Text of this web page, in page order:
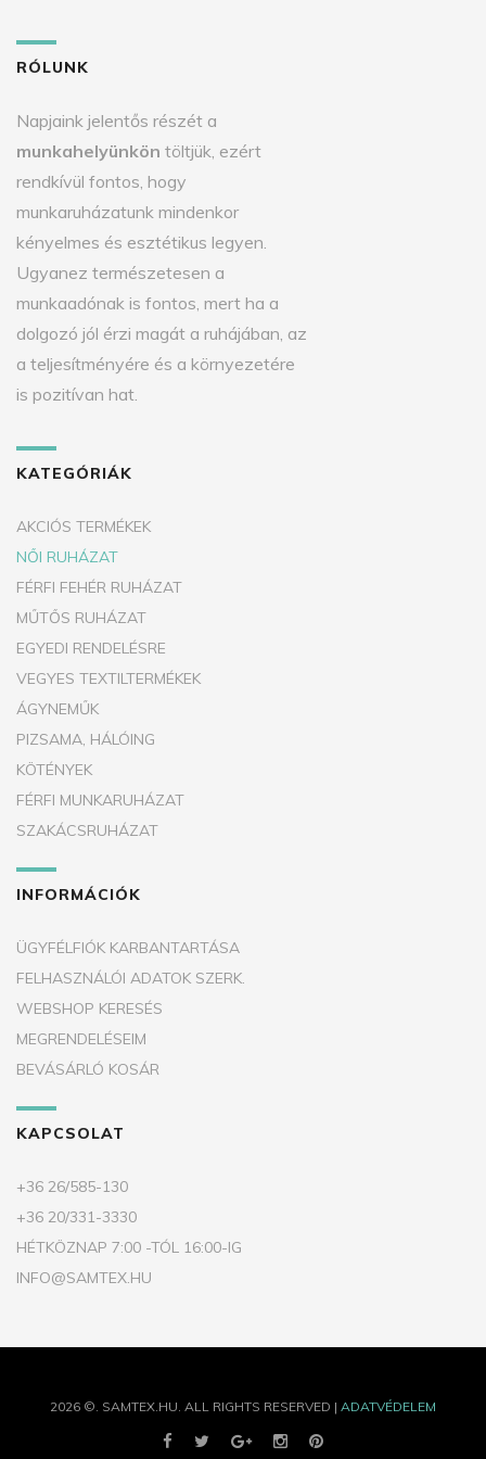
RÓLUNK
Napjaink jelentős részét a
munkahelyünkön töltjük, ezért
rendkívül fontos, hogy
munkaruházatunk mindenkor
kényelmes és esztétikus legyen.
Ugyanez természetesen a
munkaadónak is fontos, mert ha a
dolgozó jól érzi magát a ruhájában, az
a teljesítményére és a környezetére
is pozitívan hat.
KATEGÓRIÁK
AKCIÓS TERMÉKEK
NŐI RUHÁZAT
FÉRFI FEHÉR RUHÁZAT
MŰTŐS RUHÁZAT
EGYEDI RENDELÉSRE
VEGYES TEXTILTERMÉKEK
ÁGYNEMŰK
PIZSAMA, HÁLÓING
KÖTÉNYEK
FÉRFI MUNKARUHÁZAT
SZAKÁCSRUHÁZAT
INFORMÁCIÓK
ÜGYFÉLFIÓK KARBANTARTÁSA
FELHASZNÁLÓI ADATOK SZERK.
WEBSHOP KERESÉS
MEGRENDELÉSEIM
BEVÁSÁRLÓ KOSÁR
KAPCSOLAT
+36 26/585-130
+36 20/331-3330
HÉTKÖZNAP 7:00 -TÓL 16:00-IG
INFO@SAMTEX.HU
2026 ©. SAMTEX.HU. ALL RIGHTS RESERVED | ADATVÉDELEM